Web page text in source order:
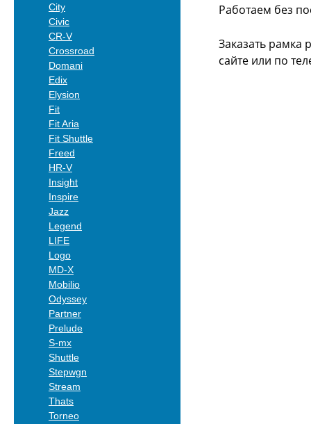
City
Civic
CR-V
Crossroad
Domani
Edix
Elysion
Fit
Fit Aria
Fit Shuttle
Freed
HR-V
Insight
Inspire
Jazz
Legend
LIFE
Logo
MD-X
Mobilio
Odyssey
Partner
Prelude
S-mx
Shuttle
Stepwgn
Stream
Thats
Torneo
Работаем без
Заказать рамка
сайте или по